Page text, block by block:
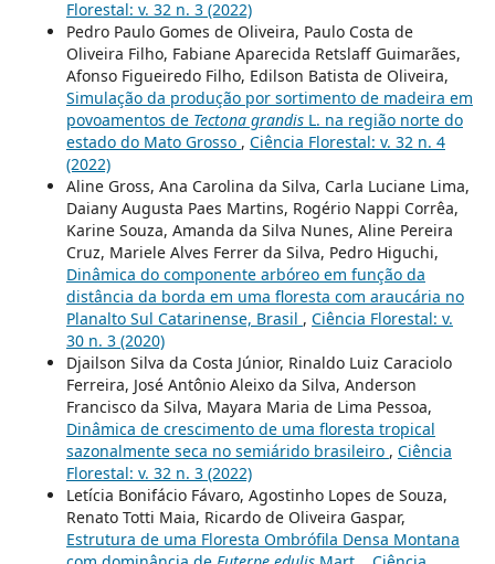
Florestal: v. 32 n. 3 (2022)
Pedro Paulo Gomes de Oliveira, Paulo Costa de
Oliveira Filho, Fabiane Aparecida Retslaff Guimarães,
Afonso Figueiredo Filho, Edilson Batista de Oliveira,
Simulação da produção por sortimento de madeira em
povoamentos de Tectona grandisL. na região norte do
estado do Mato Grosso , Ciência Florestal: v. 32 n. 4
(2022)
Aline Gross, Ana Carolina da Silva, Carla Luciane Lima,
Daiany Augusta Paes Martins, Rogério Nappi Corrêa,
Karine Souza, Amanda da Silva Nunes, Aline Pereira
Cruz, Mariele Alves Ferrer da Silva, Pedro Higuchi,
Dinâmica do componente arbóreo em função da
distância da borda em uma floresta com araucária no
Planalto Sul Catarinense, Brasil , Ciência Florestal: v.
30 n. 3 (2020)
Djailson Silva da Costa Júnior, Rinaldo Luiz Caraciolo
Ferreira, José Antônio Aleixo da Silva, Anderson
Francisco da Silva, Mayara Maria de Lima Pessoa,
Dinâmica de crescimento de uma floresta tropical
sazonalmente seca no semiárido brasileiro , Ciência
Florestal: v. 32 n. 3 (2022)
Letícia Bonifácio Fávaro, Agostinho Lopes de Souza,
Renato Totti Maia, Ricardo de Oliveira Gaspar,
Estrutura de uma Floresta Ombrófila Densa Montana